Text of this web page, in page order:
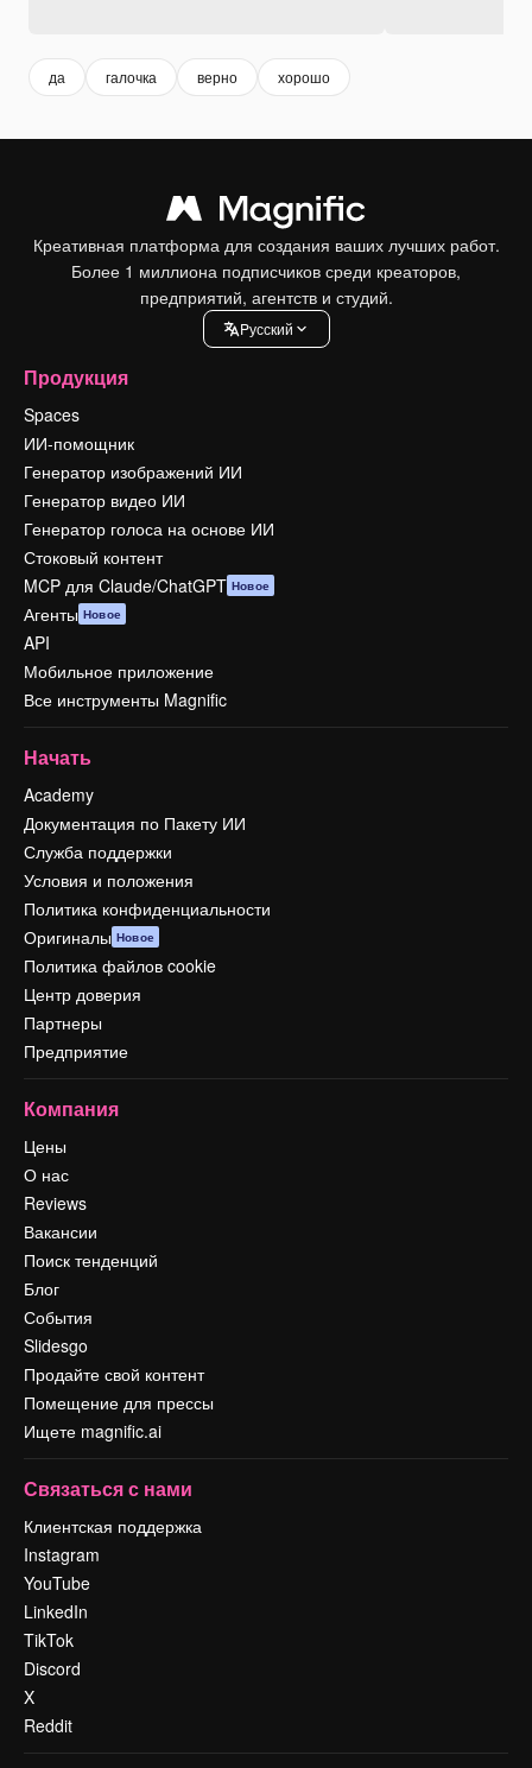
да галочка верно хорошо
Креативная платформа для создания ваших лучших работ.
Более 1 миллиона подписчиков среди креаторов,
предприятий, агентств и студий.
Pусский
Продукция
Spaces
ИИ-помощник
Генератор изображений ИИ
Генератор видео ИИ
Генератор голоса на основе ИИ
Стоковый контент
MCP для Claude/ChatGPT Новое
Агенты Новое
API
Мобильное приложение
Все инструменты Magnific
Начать
Academy
Документация по Пакету ИИ
Служба поддержки
Условия и положения
Политика конфиденциальности
Оригиналы Новое
Политика файлов cookie
Центр доверия
Партнеры
Предприятие
Компания
Цены
О нас
Reviews
Вакансии
Поиск тенденций
Блог
События
Slidesgo
Продайте свой контент
Помещение для прессы
Ищете magnific.ai
Связаться с нами
Клиентская поддержка
Instagram
YouTube
LinkedIn
TikTok
Discord
X
Reddit